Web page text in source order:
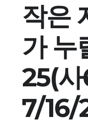
작은
가 누
25(
7/16/